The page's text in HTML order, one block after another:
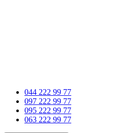
044 222 99 77
097 222 99 77
095 222 99 77
063 222 99 77